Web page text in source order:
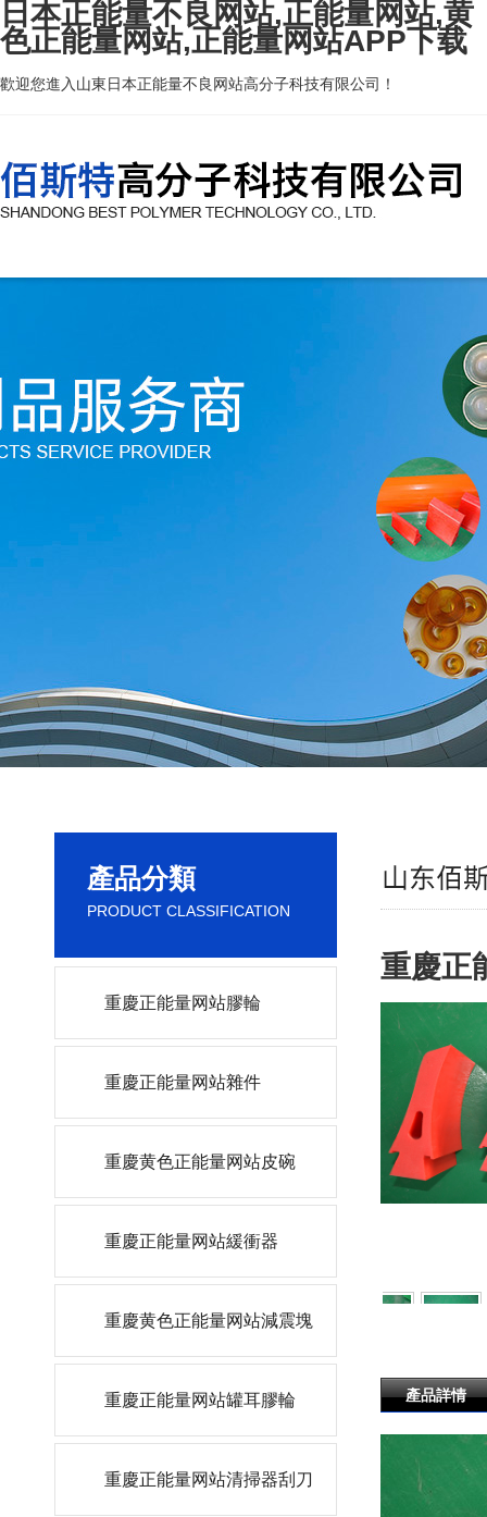
日本正能量不良网站,正能量网站,黄
色正能量网站,正能量网站APP下载
歡迎您進入山東日本正能量不良网站高分子科技有限公司！
重慶正
產品詳情
產品分類
PRODUCT CLASSIFICATION
重慶正能量网站膠輪
重慶正能量网站雜件
重慶黄色正能量网站皮碗
重慶正能量网站緩衝器
重慶黄色正能量网站減震塊
重慶正能量网站罐耳膠輪
重慶正能量网站清掃器刮刀